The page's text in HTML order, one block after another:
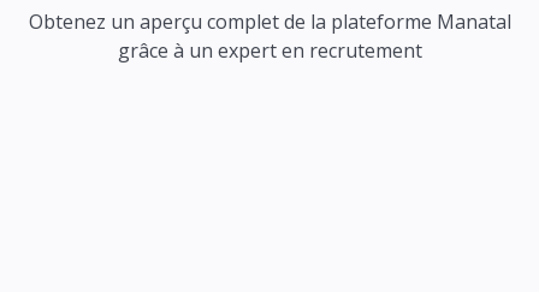
Obtenez un aperçu complet de la plateforme Manatal
grâce à un expert en recrutement